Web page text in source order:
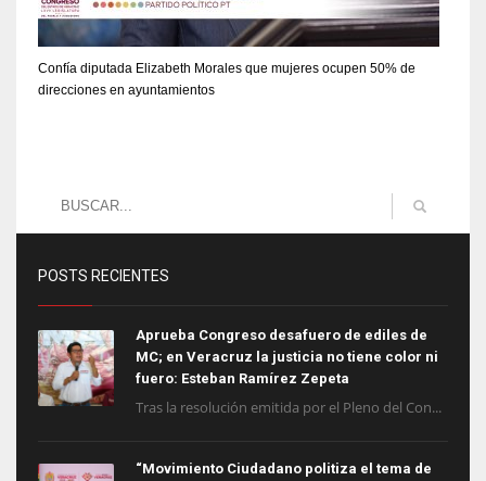
Confía diputada Elizabeth Morales que mujeres ocupen 50% de
direcciones en ayuntamientos
POSTS RECIENTES
Aprueba Congreso desafuero de ediles de
MC; en Veracruz la justicia no tiene color ni
fuero: Esteban Ramírez Zepeta
Tras la resolución emitida por el Pleno del Con...
“Movimiento Ciudadano politiza el tema de